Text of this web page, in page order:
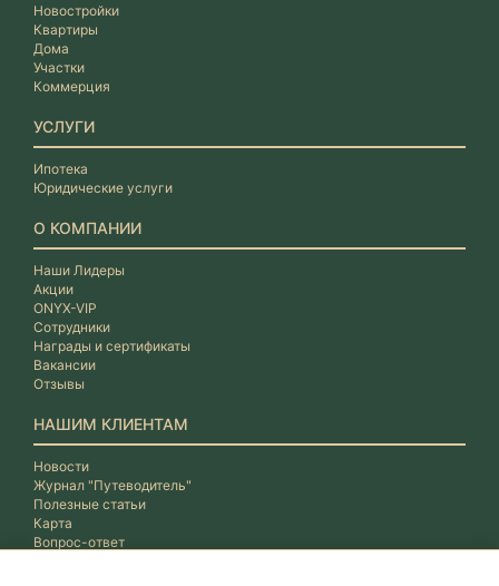
Новостройки
Квартиры
Дома
Участки
Коммерция
УСЛУГИ
Ипотека
Юридические услуги
О КОМПАНИИ
Наши Лидеры
Акции
ONYX-VIP
Сотрудники
Награды и сертификаты
Вакансии
Отзывы
НАШИМ КЛИЕНТАМ
Новости
Журнал "Путеводитель"
Полезные статьи
Карта
Вопрос-ответ